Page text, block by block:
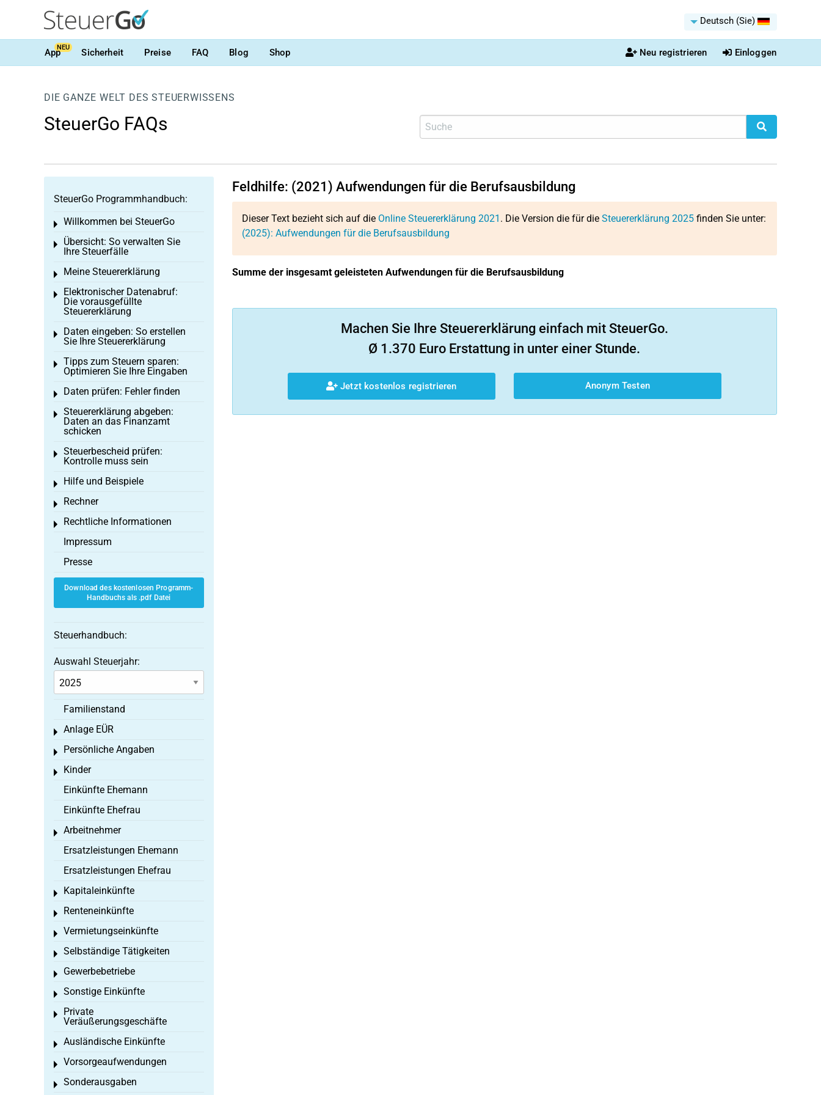
Deutsch (Sie)
AppNEU Sicherheit Preise FAQ Blog Shop Neu registrieren Einloggen
DIE GANZE WELT DES STEUERWISSENS
SteuerGo FAQs
Feldhilfe: (2021) Aufwendungen für die Berufsausbildung
Dieser Text bezieht sich auf die Online Steuererklärung 2021 . Die Version die für die Steuererklärung 2025finden Sie unter:
(2025): Aufwendungen für die Berufsausbildung
Summe der insgesamt geleisteten Aufwendungen für die Berufsausbildung
Machen Sie Ihre Steuererklärung einfach mit SteuerGo.
Ø 1.370 Euro Erstattung in unter einer Stunde.
Jetzt kostenlos registrieren Anonym Testen
SteuerGo Programmhandbuch:
Willkommen bei SteuerGo
Toggle menu
Übersicht: So verwalten Sie
Ihre Steuerfälle
Toggle menu
Meine Steuererklärung
Toggle menu
Elektronischer Datenabruf:
Die vorausgefüllte
Steuererklärung
Toggle menu
Daten eingeben: So erstellen
Sie Ihre Steuererklärung
Toggle menu
Tipps zum Steuern sparen:
Optimieren Sie Ihre Eingaben
Toggle menu
Daten prüfen: Fehler finden
Toggle menu
Steuererklärung abgeben:
Daten an das Finanzamt
schicken
Toggle menu
Steuerbescheid prüfen:
Kontrolle muss sein
Toggle menu
Hilfe und Beispiele
Toggle menu
Rechner
Toggle menu
Rechtliche Informationen
Toggle menu
Impressum
Presse
Download des kostenlosen Programm-
Handbuchs als .pdf Datei
Steuerhandbuch:
Auswahl Steuerjahr:
Familienstand
Anlage EÜR
Toggle menu
Persönliche Angaben
Toggle menu
Kinder
Toggle menu
Einkünfte Ehemann
Einkünfte Ehefrau
Arbeitnehmer
Toggle menu
Ersatzleistungen Ehemann
Ersatzleistungen Ehefrau
Kapitaleinkünfte
Toggle menu
Renteneinkünfte
Toggle menu
Vermietungseinkünfte
Toggle menu
Selbständige Tätigkeiten
Toggle menu
Gewerbebetriebe
Toggle menu
Sonstige Einkünfte
Toggle menu
Private
Veräußerungsgeschäfte
Toggle menu
Ausländische Einkünfte
Toggle menu
Vorsorgeaufwendungen
Toggle menu
Sonderausgaben
Toggle menu